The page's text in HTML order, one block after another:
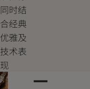
同时结
合经典
优雅及
技术表
现
一